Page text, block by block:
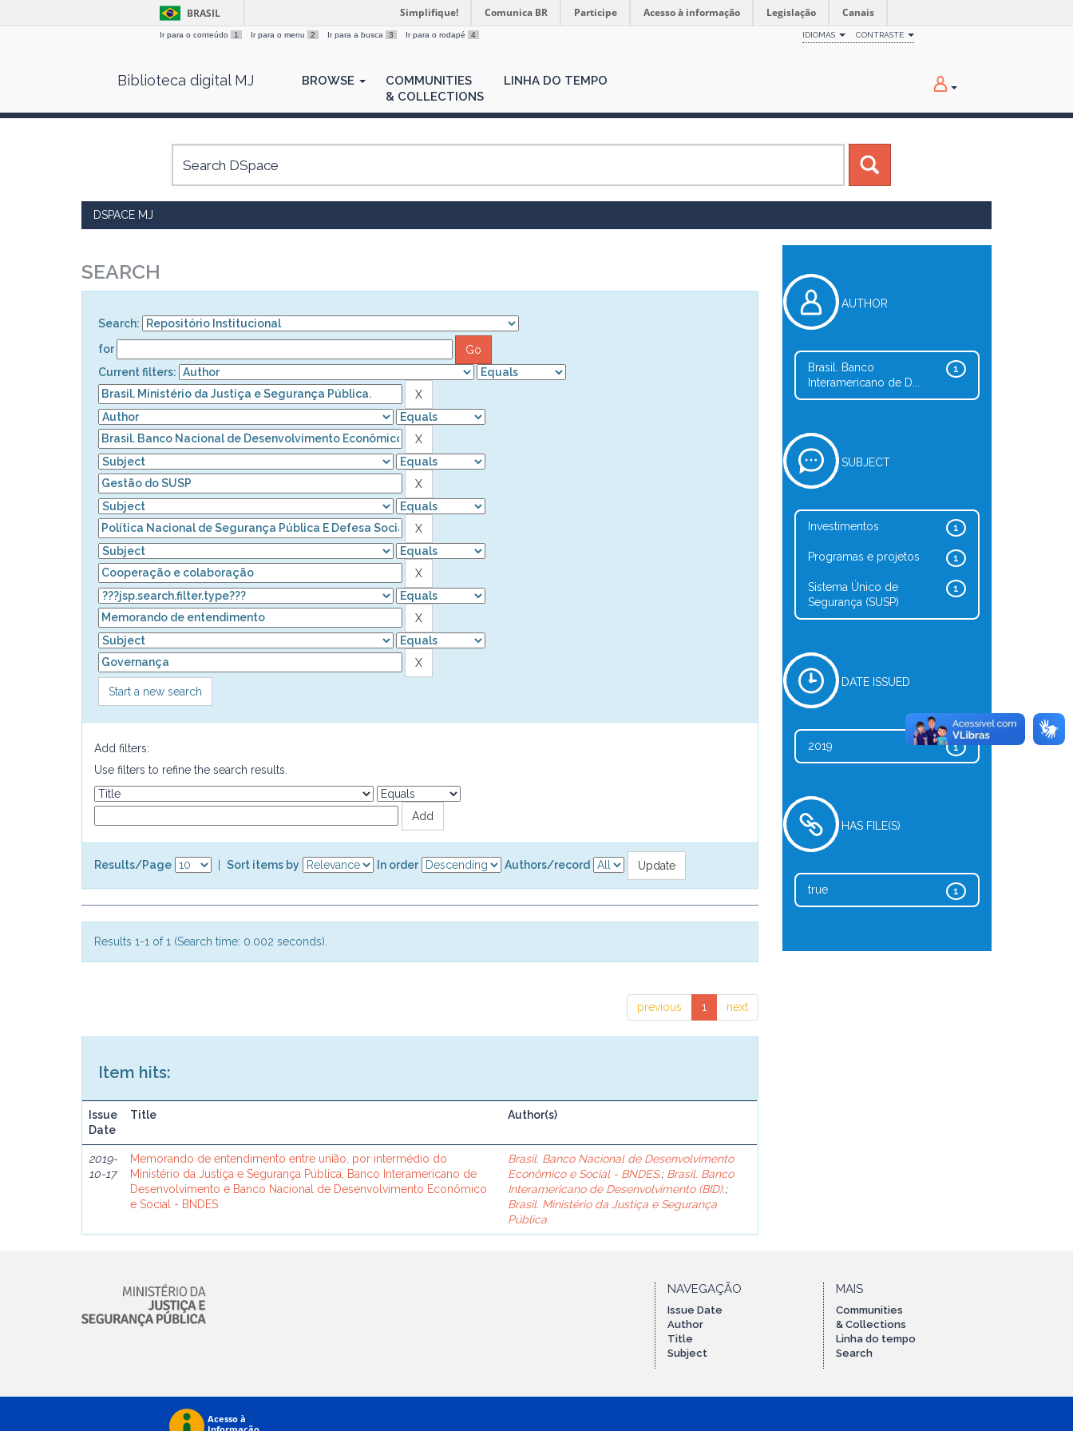
BRASIL Simplifique! Comunica BR Participe Acesso à informação Legislação Canais
Ir para o conteúdo 1 Ir para o menu 2 Ir para a busca 3 Ir para o rodapé 4 IDIOMAS CONTRASTE
Biblioteca digital MJ BROWSE
COMMUNITIES
& COLLECTIONS
LINHA DO TEMPO
DSPACE MJ
SEARCH
Search:
for
Current filters:
Start a new search
Add filters:
Use filters to refine the search results.
Results/Page Sort items by In order Authors/record
Results 1-1 of 1 (Search time: 0.002 seconds).
previous 1 next
Item hits:
Issue
Date
Title Author(s)
2019-
10-17
Memorando de entendimento entre união, por intermédio do
Ministério da Justiça e Segurança Pública, Banco Interamericano de
Desenvolvimento e Banco Nacional de Desenvolvimento Econômico
e Social - BNDES
Brasil. Banco Nacional de Desenvolvimento
Econômico e Social - BNDES.; Brasil. Banco
Interamericano de Desenvolvimento (BID).;
Brasil. Ministério da Justiça e Segurança
Pública.
AUTHOR
1
Brasil. Banco
Interamericano de D...
SUBJECT
1
Investimentos
1
Programas e projetos
1
Sistema Único de
Segurança (SUSP)
DATE ISSUED
1
2019
HAS FILE(S)
1
true
NAVEGAÇÃO
Issue Date
Author
Title
Subject
MAIS
Communities
& Collections
Linha do tempo
Search